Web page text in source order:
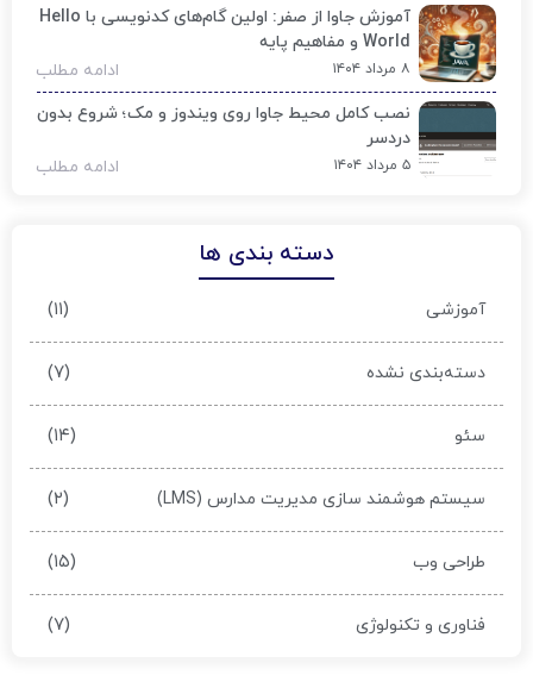
آموزش جاوا از صفر: اولین گام‌های کدنویسی با Hello
World و مفاهیم پایه
۸ مرداد ۱۴۰۴
ادامه مطلب
نصب کامل محیط جاوا روی ویندوز و مک؛ شروع بدون
دردسر
۵ مرداد ۱۴۰۴ ادامه مطلب
دسته بندی ها
آموزشی (۱۱)
دسته‌بندی نشده (۷)
سئو (۱۴)
سیستم هوشمند سازی مدیریت مدارس (LMS) (۲)
طراحی وب (۱۵)
فناوری و تکنولوژی (۷)